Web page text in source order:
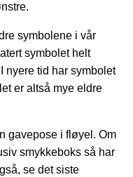
symbolene i vår
symbolet helt
nyere tid har symbolet
er altså mye eldre
gavepose i fløyel. Om
smykkeboks så har
se det siste